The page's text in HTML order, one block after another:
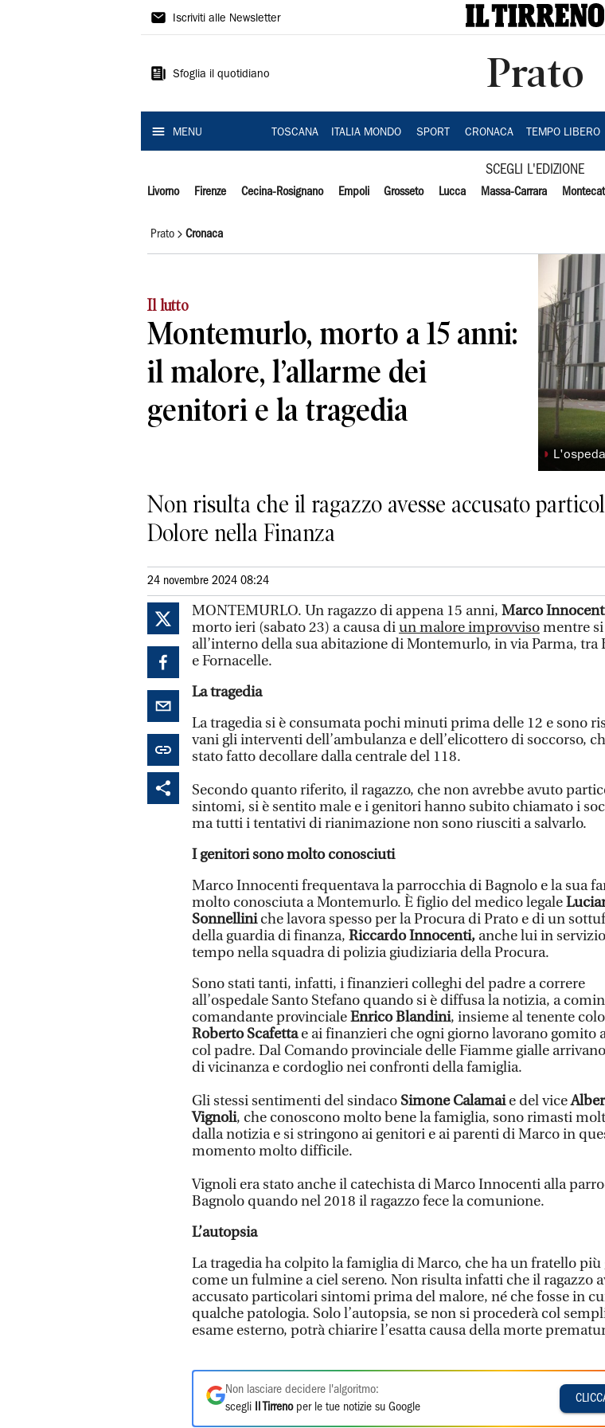
Il
Iscriviti alle Newsletter
Sfoglia il quotidiano Prato
MENU TOSCANA ITALIA MONDO SPORT CRONACA TEMPO LIBERO
SCEGLI L'EDIZIONE
Livorno Firenze Cecina-Rosignano Empoli Grosseto Lucca Massa-Carrara
Prato Cronaca
Il lutto
Montemurlo, morto a 15 anni:
il malore, l’allarme dei
genitori e la tragedia
◗
Non risulta che il ragazzo avesse accusato
Dolore nella Finanza
24 novembre 2024 08:24
MONTEMURLO. Un ragazzo di appena 15 anni, Marco
morto ieri (sabato 23) a causa diun malore improvvisomentre
all’interno della sua abitazione di Montemurlo, in via Parma, tra
e Fornacelle.
La tragedia
La tragedia si è consumata pochi minuti prima delle 12 e sono
vani gli interventi dell’ambulanza e dell’elicottero di soccorso,
stato fatto decollare dalla centrale del 118.
Secondo quanto riferito, il ragazzo, che non avrebbe avuto
sintomi, si è sentito male e i genitori hanno subito chiamato i
ma tutti i tentativi di rianimazione non sono riusciti a salvarlo.
I genitori sono molto conosciuti
Marco Innocenti frequentava la parrocchia di Bagnolo e la sua
molto conosciuta a Montemurlo. È figlio del medico legale
Sonnelliniche lavora spesso per la Procura di Prato e di un
della guardia di finanza, Riccardo Innocenti, anche lui in
tempo nella squadra di polizia giudiziaria della Procura.
Sono stati tanti, infatti, i finanzieri colleghi del padre a correre
all’ospedale Santo Stefano quando si è diffusa la notizia, a
comandante provincialeEnrico Blandini, insieme al tenente
Roberto Scafettae ai finanzieri che ogni giorno lavorano gomito
col padre. Dal Comando provinciale delle Fiamme gialle
di vicinanza e cordoglio nei confronti della famiglia.
Gli stessi sentimenti del sindaco Simone Calamaie del vice
Vignoli, che conoscono molto bene la famiglia, sono rimasti
dalla notizia e si stringono ai genitori e ai parenti di Marco in
momento molto difficile.
Vignoli era stato anche il catechista di Marco Innocenti alla
Bagnolo quando nel 2018 il ragazzo fece la comunione.
L’autopsia
La tragedia ha colpito la famiglia di Marco, che ha un fratello più
come un fulmine a ciel sereno. Non risulta infatti che il ragazzo
accusato particolari sintomi prima del malore, né che fosse in
qualche patologia. Solo l’autopsia, se non si procederà col
esame esterno, potrà chiarire l’esatta causa della morte
Non lasciare decidere l'algoritmo:
scegli
Il Tirrenoper le tue notizie su Google